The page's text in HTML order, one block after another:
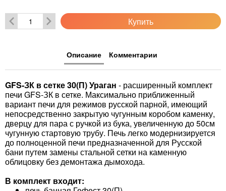
Купить
Описание Комментарии
GFS-ЗК в сетке 30(П) Ураган - расширенный комплект
печи GFS-ЗК в сетке. Максимально приближенный
вариант печи для режимов русской парной, имеющий
непосредственно закрытую чугунным коробом каменку,
дверцу для пара с ручкой из бука, увеличенную до 50см
чугунную стартовую трубу. Печь легко модернизируется
до полноценной печи предназначенной для Русской
бани путем замены стальной сетки на каменную
облицовку без демонтажа дымохода.
В комплект входит: